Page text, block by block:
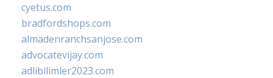
cyetus.com
bradfordshops.com
almadenranchsanjose.com
advocatevijay.com
adlibilimler2023.com